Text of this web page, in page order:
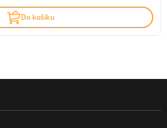
Do košíku